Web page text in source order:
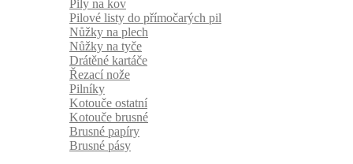
Pily na kov
Pilové listy do přímočarých pil
Nůžky na plech
Nůžky na tyče
Drátěné kartáče
Řezací nože
Pilníky
Kotouče ostatní
Kotouče brusné
Brusné papíry
Brusné pásy